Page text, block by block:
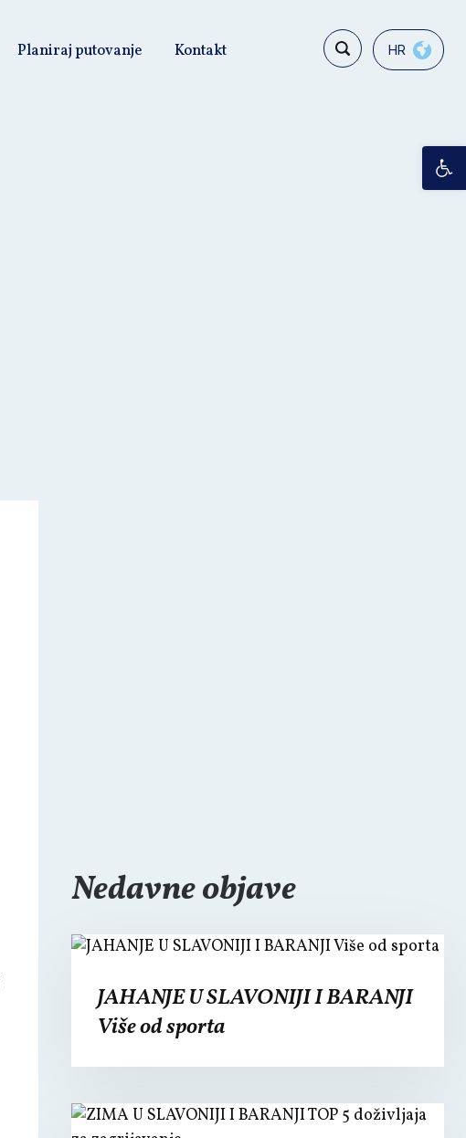
Planiraj putovanje Kontakt HR
Nedavne objave
JAHANJE U SLAVONIJI I BARANJI
Više od sporta